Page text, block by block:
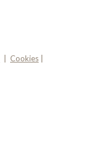
Cookies